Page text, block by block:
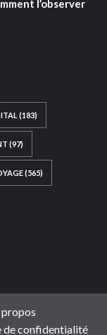
l’observer
(183)
(97)
(565)
propos
de confidentialité